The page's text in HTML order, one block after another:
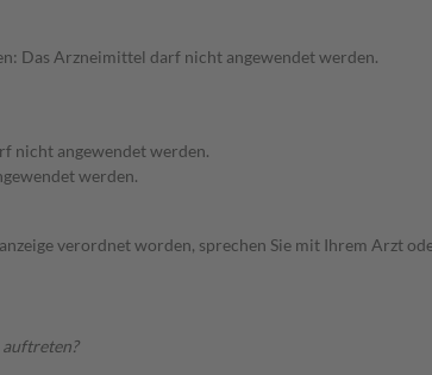
Das Arzneimittel darf nicht angewendet werden.
nicht angewendet werden.
werden.
verordnet worden, sprechen Sie mit Ihrem Arzt